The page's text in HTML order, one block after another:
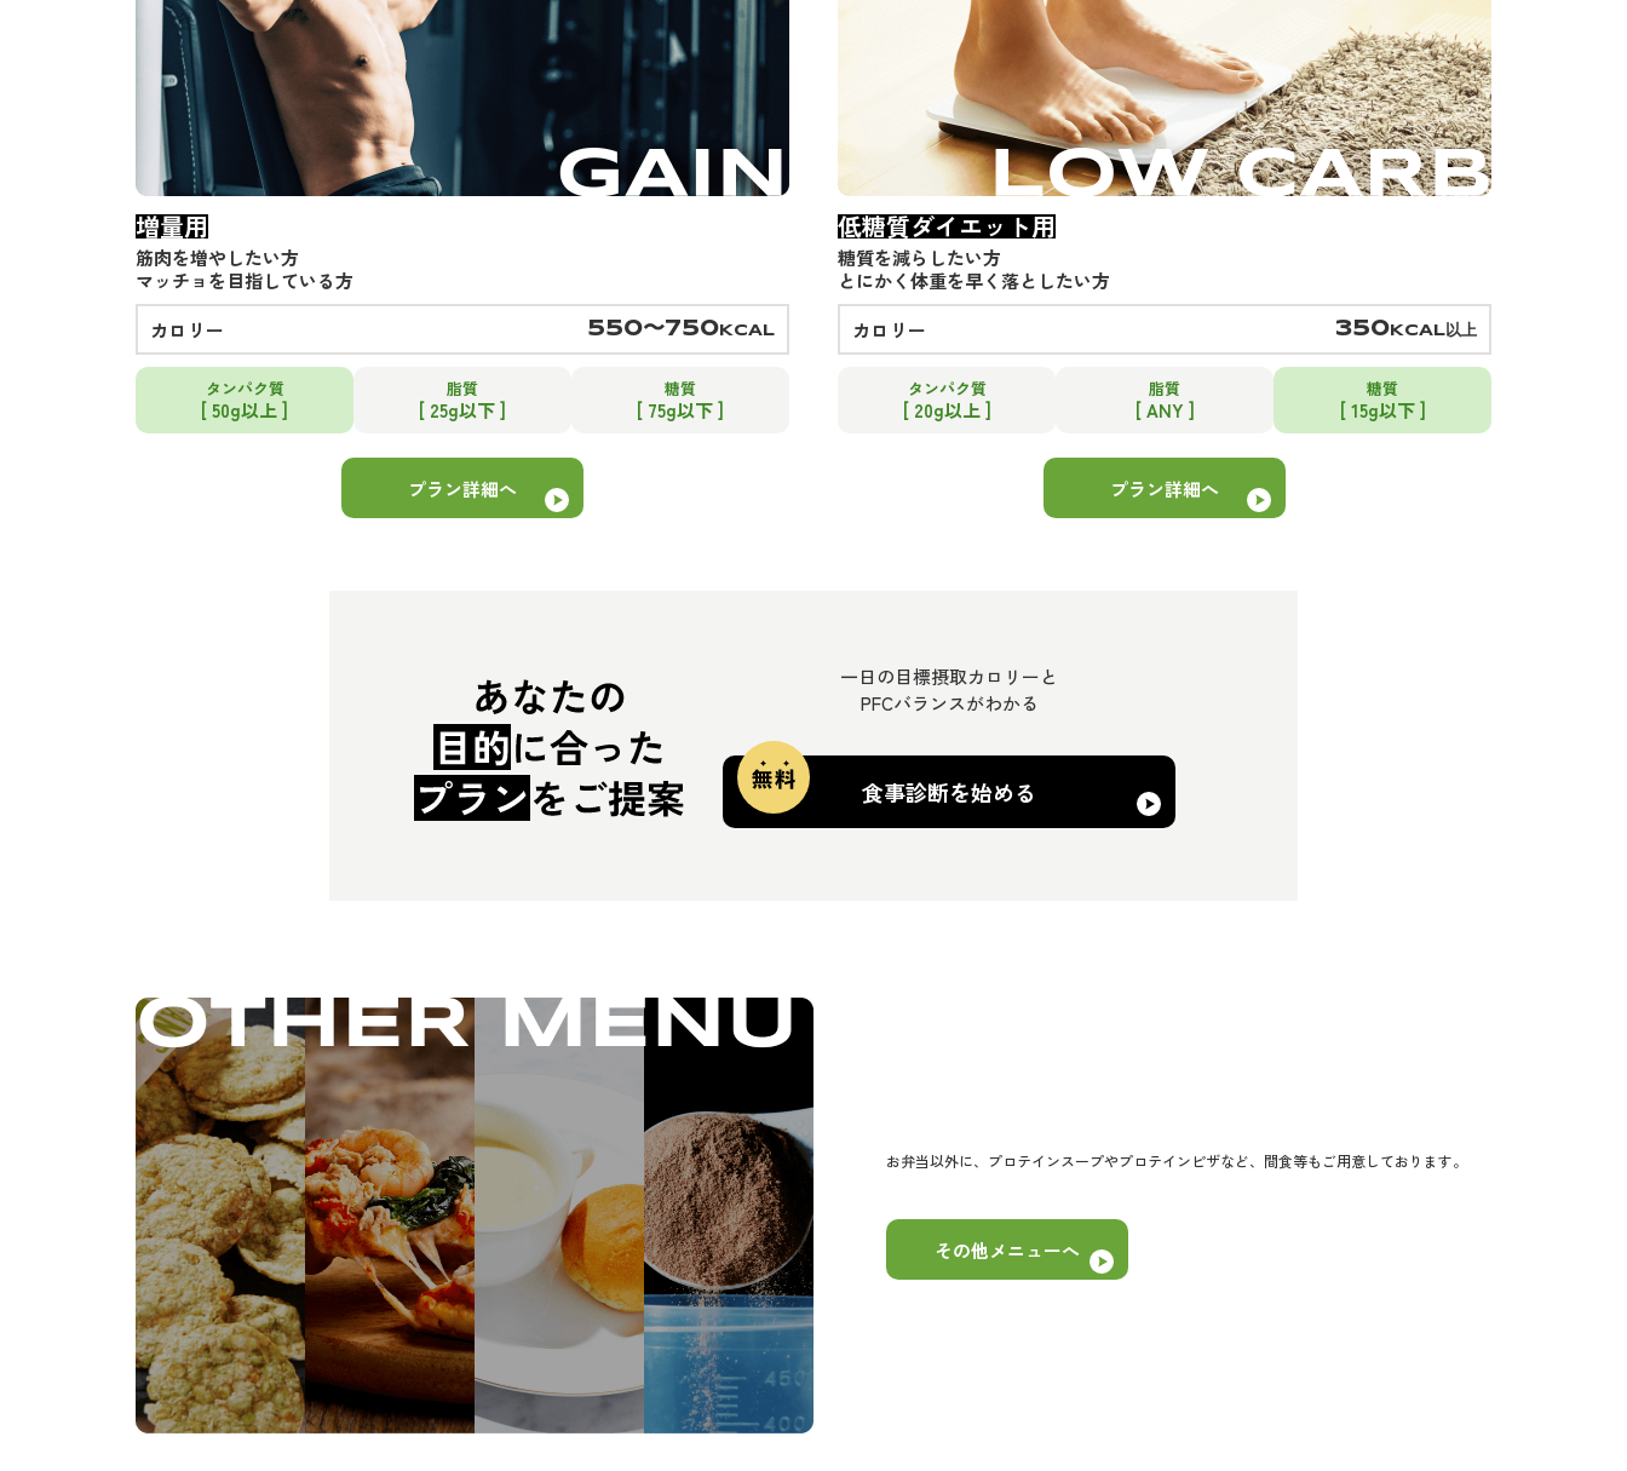
増量用
筋肉を増やしたい方
マッチョを目指している方
カロリー
550〜750 KCAL
タンパク質
[ 50g以上 ]
脂質
[ 25g以下 ]
糖質
[ 75g以下 ]
プラン詳細へ
低糖質ダイエット用
糖質を減らしたい方
とにかく体重を早く落としたい方
カロリー
350 KCAL以上
タンパク質
[ 20g以上 ]
脂質
[ ANY ]
糖質
[ 15g以下 ]
プラン詳細へ
一日の目標摂取カロリーと
PFCバランスがわかる
食事診断を始める
お弁当以外に、 プロテインスープやプロテインピザなど、 間食等もご用意しております。
その他メニューへ